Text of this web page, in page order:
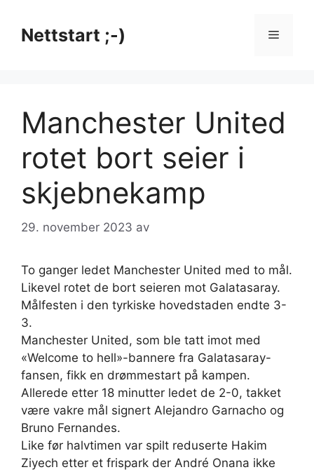
innholdNettstart ;-) Meny
Manchester United
rotet bort seier i
skjebnekamp
29. november 2023 av
To ganger ledet Manchester United med to mål.
Likevel rotet de bort seieren mot Galatasaray.
Målfesten i den tyrkiske hovedstaden endte 3-
3.
Manchester United, som ble tatt imot med
«Welcome to hell»-bannere fra Galatasaray-
fansen, fikk en drømmestart på kampen.
Allerede etter 18 minutter ledet de 2-0, takket
være vakre mål signert Alejandro Garnacho og
Bruno Fernandes.
Like før halvtimen var spilt reduserte Hakim
Ziyech etter et frispark der André Onana ikke